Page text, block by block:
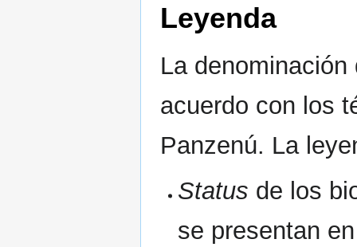
Leyenda
La
acuerdo con los
Panzenú. La
Status de los
se presentan